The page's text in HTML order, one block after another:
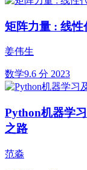
矩阵力量 : 线
姜伟生
数学9.6 分 2023
Python机器学
之路
范淼